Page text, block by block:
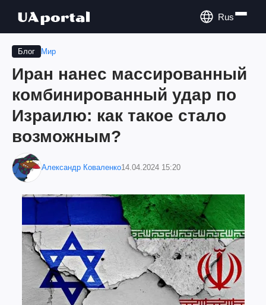
Rus
Блог Мир
Иран нанес массированный
комбинированный удар по
Израилю: как такое стало
возможным?
Александр Коваленко14.04.2024 15:20